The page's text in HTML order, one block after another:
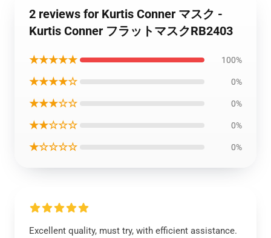
2 reviews for Kurtis Conner マスク -
Kurtis Conner フラットマスクRB2403
★★★★★ 100%
★★★★☆ 0%
★★★☆☆ 0%
★★☆☆☆ 0%
★☆☆☆☆ 0%
Excellent quality, must try, with efficient assistance.